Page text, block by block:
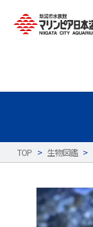
TOP > 生物図鑑 >